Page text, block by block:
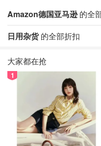
Amazon德国亚马逊的全
日用杂货的全部折扣
大家都在抢
1